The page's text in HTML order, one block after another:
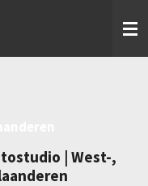
| West-,